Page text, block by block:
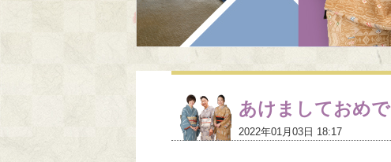
あけましておめ
2022年01月03日 18:17